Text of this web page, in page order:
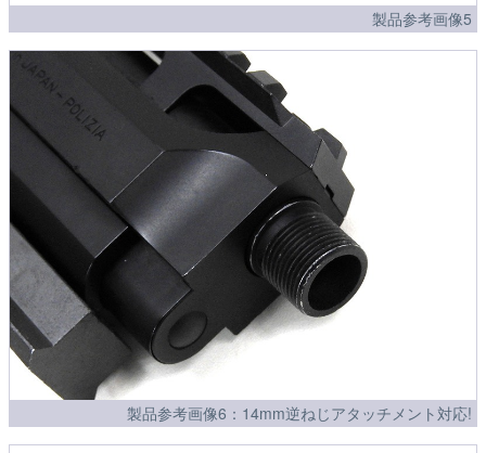
製品参考画像5
製品参考画像6：14mm逆ねじアタッチメント対応!